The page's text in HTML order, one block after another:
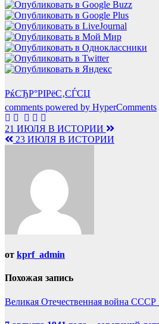
РќСЂР°РІРёС‚СЃСЏ
comments powered by HyperComments
Навигация
по
21 ИЮЛЯ В ИСТОРИИ
23 ИЮЛЯ В ИСТОРИИ
от kprf_admin
Похожая запись
Великая Отечественная война СССР